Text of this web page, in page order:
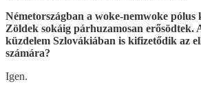
Németországban a woke-nemwoke pólus
Zöldek sokáig párhuzamosan erősödtek.
küzdelem Szlovákiában is kifizetődik az
számára?
Igen.